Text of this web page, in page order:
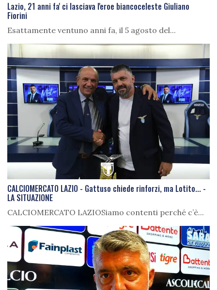
Lazio, 21 anni fa' ci lasciava l'eroe biancoceleste Giuliano
Fiorini
Esattamente ventuno anni fa, il 5 agosto del...
CALCIOMERCATO LAZIO - Gattuso chiede rinforzi, ma Lotito... -
LA SITUAZIONE
CALCIOMERCATO LAZIOSiamo contenti perché c’è...